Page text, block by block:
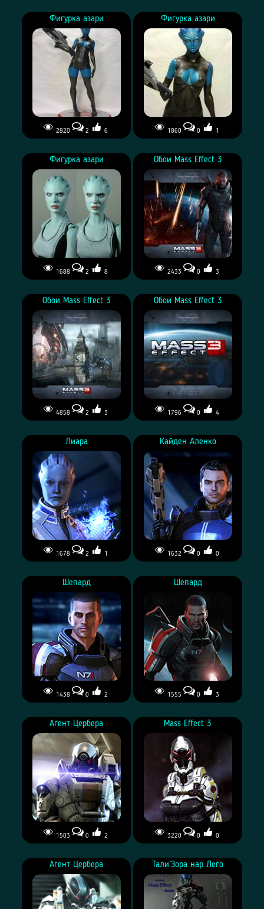
Фигурка азари
2820 2 6
Фигурка азари
1860 0 1
Фигурка азари
1688 2 8
Обои Mass Effect 3
2433 0 3
Обои Mass Effect 3
4858 2 3
Обои Mass Effect 3
1796 0 4
Лиара
1678 2 1
Кайден Аленко
1632 0 0
Шепард
1438 0 2
Шепард
1555 0 3
Агент Цербера
1503 0 2
Mass Effect 3
3220 0 0
Агент Цербера Тали`Зора нар Лего